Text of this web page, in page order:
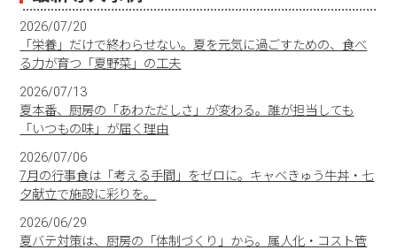
2026/07/20
「栄養」だけで終わらせない。夏を元気に過ごすための、食べ
る力が育つ「夏野菜」の工夫
2026/07/13
夏本番、厨房の「あわただしさ」が変わる。誰が担当しても
「いつもの味」が届く理由
2026/07/06
7月の行事食は「考える手間」をゼロに。キャベきゅう牛丼・七
夕献立で施設に彩りを。
2026/06/29
夏バテ対策は、厨房の「体制づくり」から。属人化・コスト管